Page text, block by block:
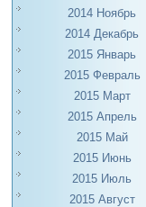
2014 Ноябрь
2014 Декабрь
2015 Январь
2015 Февраль
2015 Март
2015 Апрель
2015 Май
2015 Июнь
2015 Июль
2015 Август